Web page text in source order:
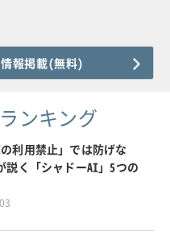
報掲載(無料)
ンキング
の利用禁止」では防げな
説く「シャドーAI」5つの